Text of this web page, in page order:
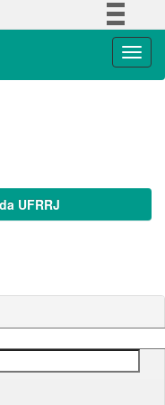
UFRRJ